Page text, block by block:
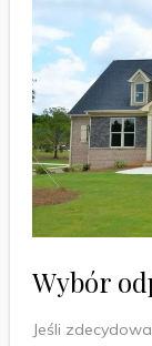
Wybór
Jeśli